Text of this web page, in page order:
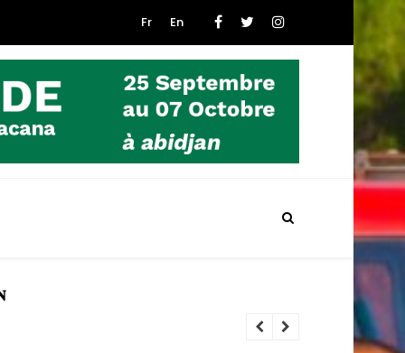
Fr En
ZONE ABIBJAN :